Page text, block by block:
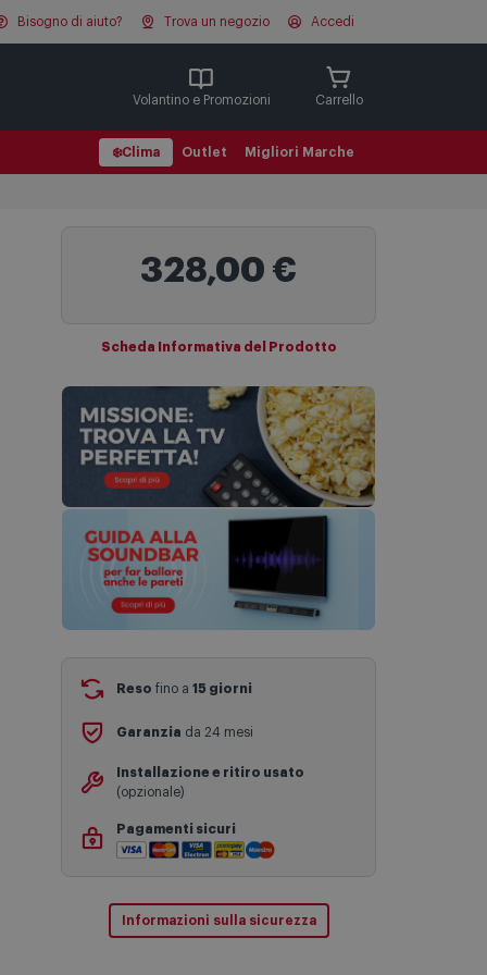
Bisogno di aiuto? Trova un negozio Accedi
Volantino e Promozioni Carrello
❄️Clima Outlet Migliori Marche
328,00 €
Scheda Informativa del Prodotto
Reso fino a 15 giorni
Garanzia da 24 mesi
Installazione e ritiro usato
(opzionale)
Pagamenti sicuri
Informazioni sulla sicurezza